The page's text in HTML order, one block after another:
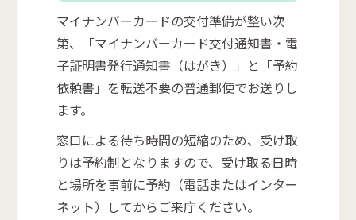
マイナンバーカードの交付準備が整い次
第、「マイナンバーカード交付通知書・電
子証明書発行通知書（はがき）」と「予約
依頼書」を転送不要の普通郵便でお送りし
ます。
窓口による待ち時間の短縮のため、受け取
りは予約制となりますので、受け取る日時
と場所を事前に予約（電話またはインター
ネット）してからご来庁ください。